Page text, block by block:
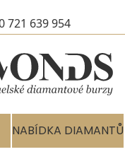
721 639 954
NABÍDKA DIAMANTŮ